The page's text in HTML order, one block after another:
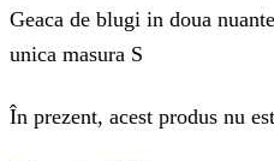
Geaca de blugi in doua
unica masura S
În prezent, acest produs nu